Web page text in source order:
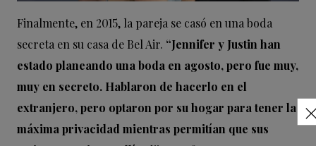
Finalmente, en 2015, la pareja se casó en una boda
secreta en su casa de Bel Air. “Jennifer y Justin han
estado planeando una boda en agosto, pero fue muy,
muy en secreto. Hablaron de hacerlo en el
extranjero, pero optaron por su hogar para tener la
máxima privacidad mientras permitían que sus